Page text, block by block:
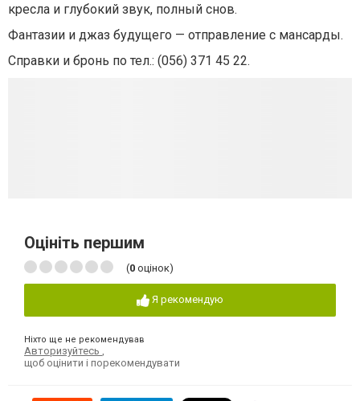
кресла и глубокий звук, полный снов.
Фантазии и джаз будущего — отправление с мансарды.
Справки и бронь по тел.: (056) 371 45 22.
Оцініть першим
(0 оцінок)
Я рекомендую
Ніхто ще не рекомендував
Авторизуйтесь
щоб оцінити і порекомендувати